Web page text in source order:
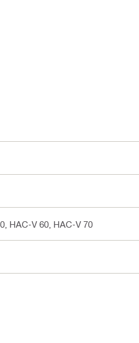
HAC-V 60, HAC-V 70